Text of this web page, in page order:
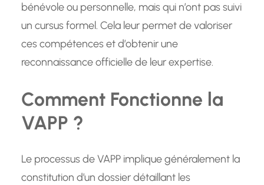
bénévole ou personnelle, mais qui n’ont pas suivi
un cursus formel. Cela leur permet de valoriser
ces compétences et d’obtenir une
reconnaissance officielle de leur expertise.
Comment Fonctionne la
VAPP ?
Le processus de VAPP implique généralement la
constitution d’un dossier détaillant les